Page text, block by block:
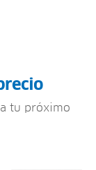
tu próximo